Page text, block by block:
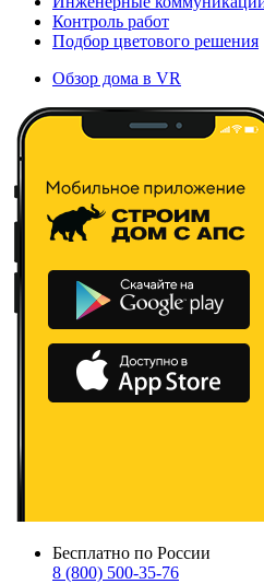
Контроль работ
Подбор цветового решения
Обзор дома в VR
Бесплатно по России
8 (800) 500-35-76